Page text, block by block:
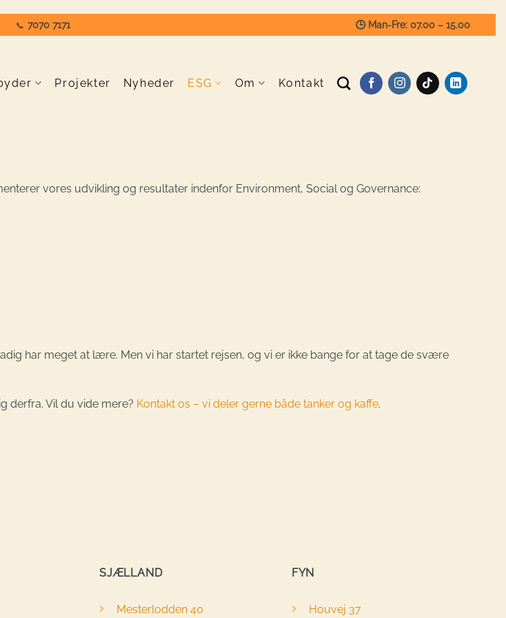
📞 7070 7171 🕒 Man-Fre: 07.00 – 15.00
Projekter Nyheder ESG Om Kontakt
vores udvikling og resultater indenfor Environment, Social og Governance:
har meget at lære. Men vi har startet rejsen, og vi er ikke bange for at tage de svære
derfra. Vil du vide mere? Kontakt os – vi deler gerne både tanker og kaffe.
SJÆLLAND
Mesterlodden 40
FYN
Houvej 37